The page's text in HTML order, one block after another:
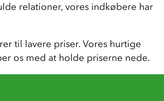
relationer, vores indkøbere har
til lavere priser. Vores hurtige
os med at holde priserne nede.